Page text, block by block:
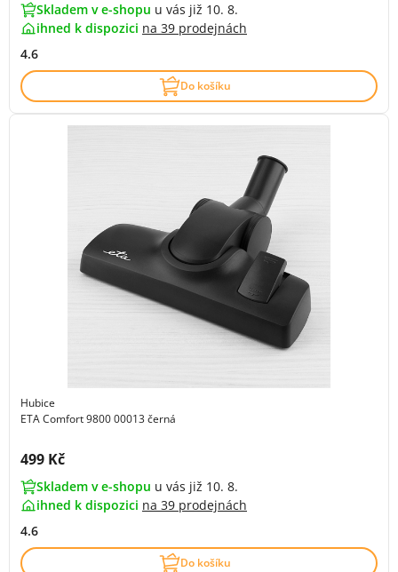
Skladem v e-shopu u vás již 10. 8.
ihned k dispozici na 39 prodejnách
4.6
Do košíku
Hubice
ETA Comfort 9800 00013 černá
Cena s DPH:
499 Kč
Skladem v e-shopu u vás již 10. 8.
ihned k dispozici na 39 prodejnách
4.6
Do košíku